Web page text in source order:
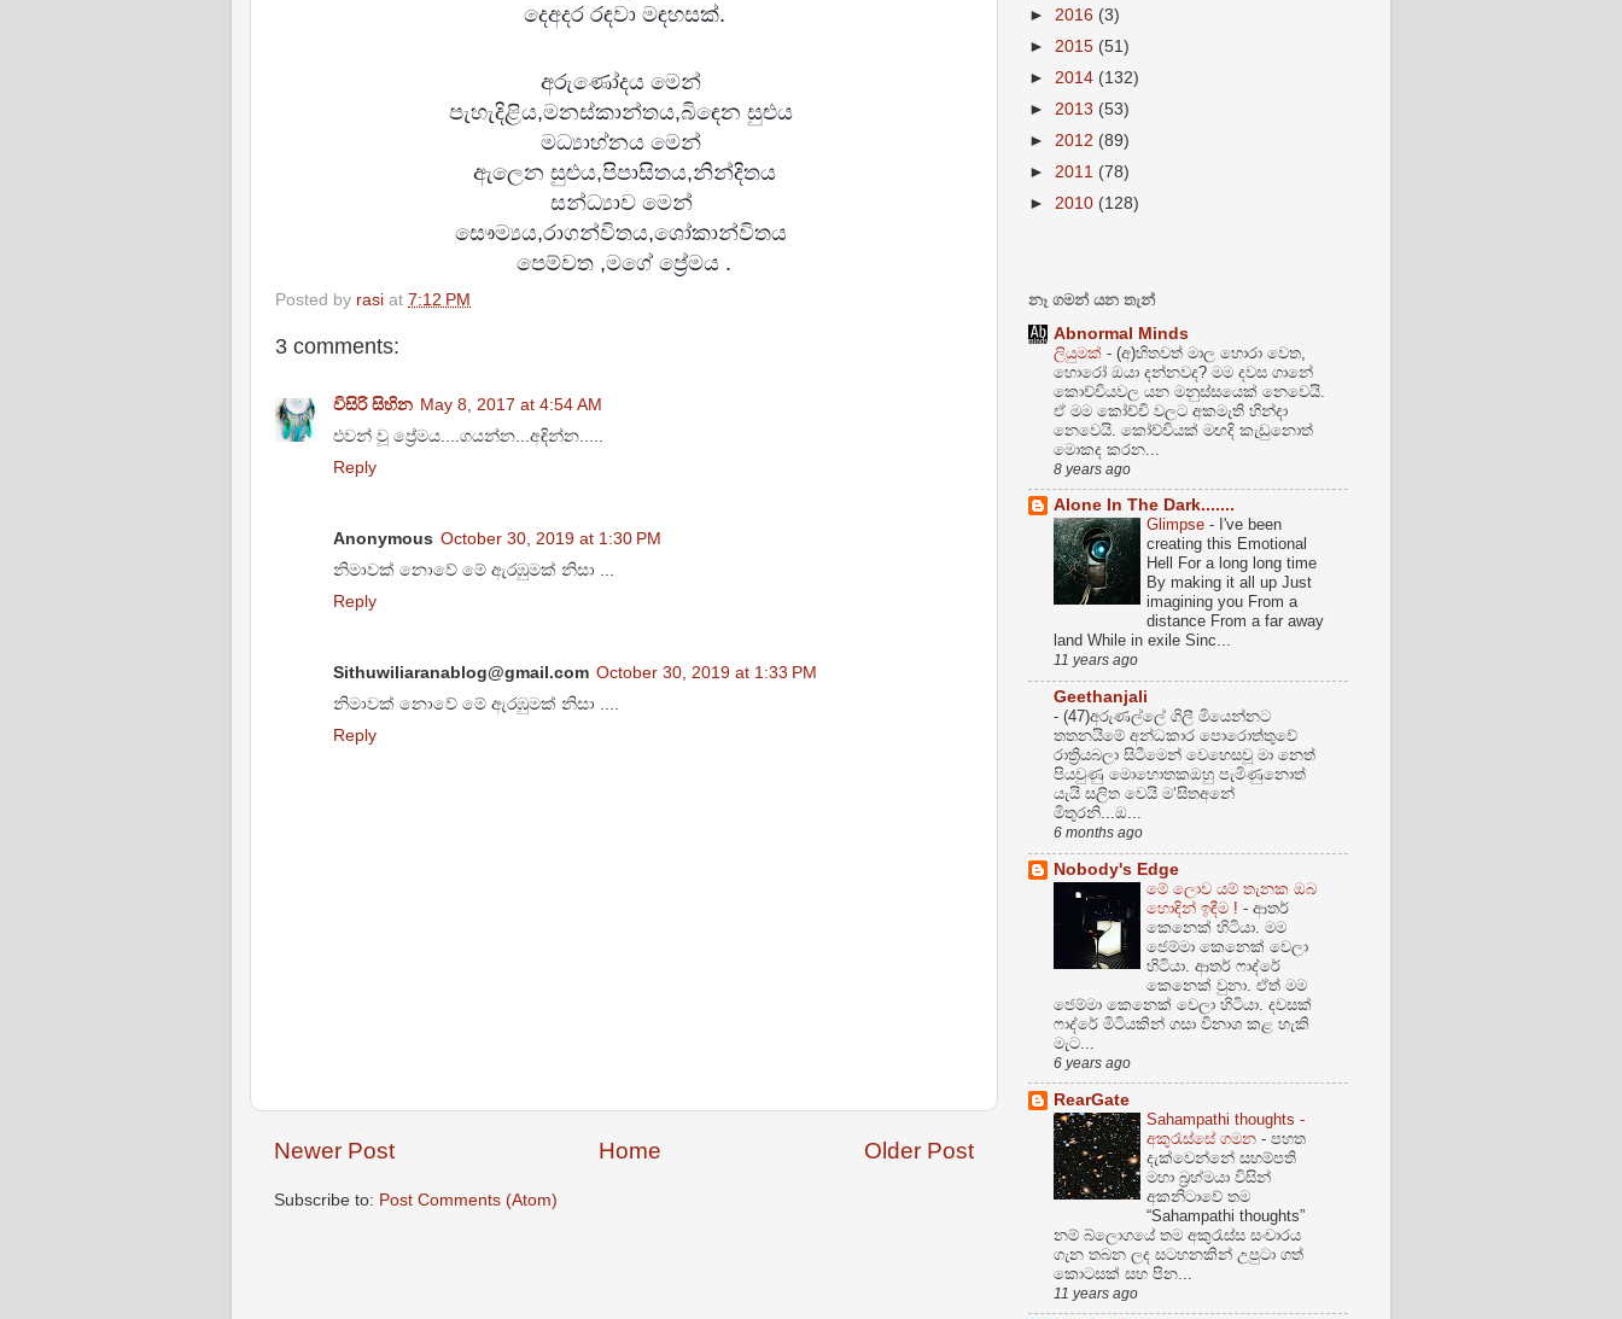
දෙඅදර රඳවා මඳහසක්.
අරුණෝදය මෙන්
පැහැදිළිය,මනස්කාන්තය,බිඳෙන සුළුය
මධ්‍යාහ්නය මෙන්
ඇලෙන සුළුය,පිපාසිතය,නින්දිතය
සන්ධ්‍යාව මෙන්
සෞම්‍යය,රාගන්විතය,ශෝකාන්විතය
පෙම්වත ,මගේ ප්‍රේමය .
Posted by rasi at 7:12 PM
3 comments:
විසිරි සිහින May 8, 2017 at 4:54 AM
එවන් වූ ප්‍රේමය....ගයන්න...අඳින්න.....
Reply
Anonymous October 30, 2019 at 1:30 PM
නිමාවක් නොවේ මේ ඇරඹුමක් නිසා ...
Reply
Sithuwiliaranablog@gmail.com October 30, 2019 at 1:33 PM
නිමාවක් නොවේ මේ ඇරඹුමක් නිසා ....
Reply
Newer Post Older Post
Home
Subscribe to: Post Comments (Atom)
► 2016 (3)
► 2015 (51)
► 2014 (132)
► 2013 (53)
► 2012 (89)
► 2011 (78)
► 2010 (128)
නෑ ගමන් යන තැන්
Abnormal Minds
ලියුමක් - (අ)හිතවත් මාල හොරා වෙත,
හොරෝ ඔයා දන්නවද? මම දවස ගානේ
කොච්චියවල යන මනුස්සයෙක් නෙවෙයි.
ඒ මම කෝච්චි වලට අකමැති හින්දා
නෙවෙයි. කෝච්චියක් මඟදි කැඩුනොත්
මොකද කරන...
8 years ago
Alone In The Dark.......
Glimpse - I've been
creating this Emotional
Hell For a long long time
By making it all up Just
imagining you From a
distance From a far away
land While in exile Sinc...
11 years ago
Geethanjali
- (47)අරුණල්ලේ ගිලී මියෙන්නට
තතනයිමේ අන්ධකාර පොරොත්තුවේ
රාත්‍රියබලා සිටීමෙන් වෙහෙසවූ මා නෙත්
පියවුණු මොහොතකඔහු පැමිණුනොත්
යැයි සලිත වෙයි ම‘සිතඅනේ
මිතුරනි...ඔ...
6 months ago
Nobody's Edge
මේ ලොව යම් තැනක ඔබ
හොඳින් ඉඳීම ! - ආතර්
කෙනෙක් හිටියා. මම
ජෙම්මා කෙනෙක් වෙලා
හිටියා. ආතර් ෆාද්රේ
කෙනෙක් වුනා. ඒත් මම
ජෙම්මා කෙනෙක් වෙලා හිටියා. දවසක්
ෆාද්රේ මිටියකින් ගසා විනාශ කළ හැකි
මැට...
6 years ago
RearGate
Sahampathi thoughts -
අකුරැස්සේ ගමන - පහත
දැක්වෙන්නේ සහම්පති
මහා බ්‍රහ්මයා විසින්
අකනිටාවේ තම
“Sahampathi thoughts”
නම් බ්ලොගයේ තම අකුරැස්ස සංචාරය
ගැන තබන ලද සටහනකින් උපුටා ගත්
කොටසක් සහ පින...
11 years ago